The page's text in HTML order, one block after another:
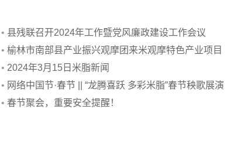
• 县残联召开2024年工作暨党风廉政建设工作会议
• 榆林市南部县产业振兴观摩团来米观摩特色产业项目
• 2024年3月15日米脂新闻
• 网络中国节·春节 || “龙腾喜跃 多彩米脂”春节秧歌展演
• 春节聚会，重要安全提醒！